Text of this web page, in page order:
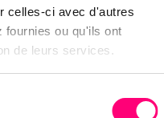
celles-ci avec d'autres
fournies ou qu'ils ont
de leurs services.
le rapport et payer la
solde à l’entreprise.
relance par le